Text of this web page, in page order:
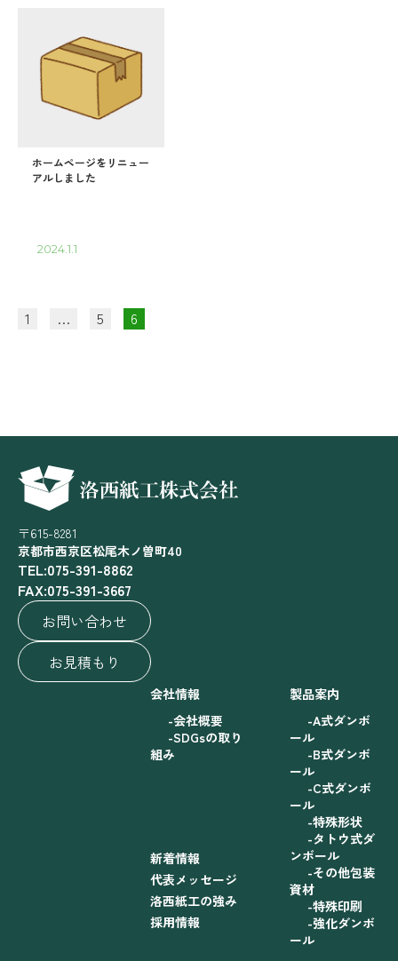
ホームページをリニュー
アルしました
2024.1.1
投
ジ
送
り
1 … 5 6
〒615-8281
京都市西京区松尾木ノ曽町40
TEL:075-391-8862
FAX:075-391-3667
会社情報
会社概要
SDGsの取り
組み
製品案内
A式ダンボ
ール
B式ダンボ
ール
C式ダンボ
ール
特殊形状
タトウ式ダ
ンボール
その他包装
資材
特殊印刷
強化ダンボ
ール
新着情報
代表メッセージ
洛西紙工の強み
採用情報
お問い合わせ
お見積もり